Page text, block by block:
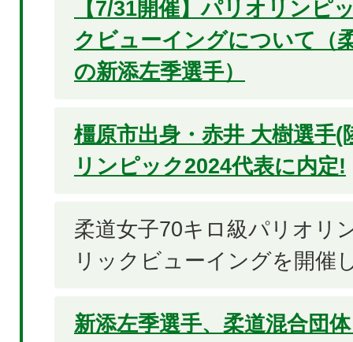
【7/31開催】パリオリンピ
クビューイングについて（
の新添左季選手）
橿原市出身・赤井 大樹選手
リンピック2024代表に内定!
柔道女子70キロ級パリオリ
リックビューイングを開催
新添左季選手、柔道混合団